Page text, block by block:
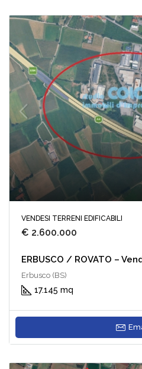
VENDESI TERRENI EDIFICABILI
€ 2.600.000
ERBUSCO / ROVATO –
Erbusco (BS)
17.145 mq